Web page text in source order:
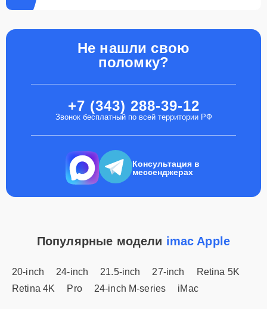
Не нашли свою
поломку?
+7 (343) 288-39-12
Звонок бесплатный по всей территории РФ
Консультация в
мессенджерах
Популярные модели imac Apple
20-inch 24-inch 21.5-inch 27-inch
Retina 5K
Retina 4K
Pro 24-inch M-series iMac